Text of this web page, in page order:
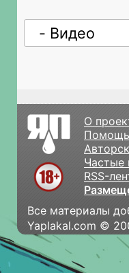
О
Помощь
Частые
RSS-
Все материалы
Yaplakal.com ©